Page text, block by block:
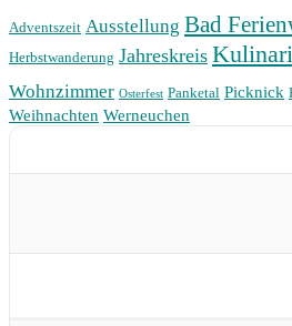
Adventszeit Ausstellung Bad
Herbstwanderung Jahreskreis
Wohnzimmer Osterfest Panketal Picknick
Weihnachten Werneuchen